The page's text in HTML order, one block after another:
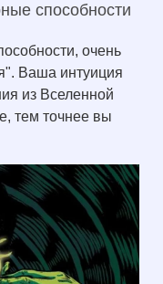
способности
очень
Ваша интуиция
из Вселенной
тем точнее вы